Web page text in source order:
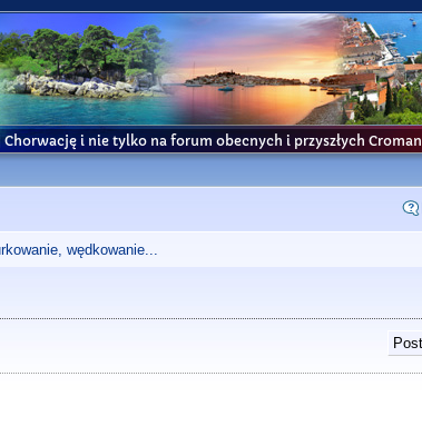
i nie tylko na forum obecnych i przyszłych
wędkowanie...